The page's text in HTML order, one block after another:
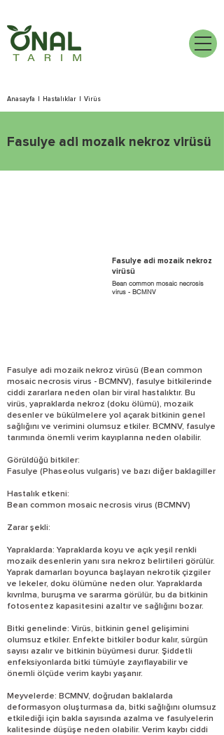
Anasayfa Hastalıklar Virüs
Fasulye adi mozaik nekroz virüsü
Fasulye adi mozaik nekroz
virüsü
Bean common mosaic necrosis
virus - BCMNV
Fasulye adi mozaik nekroz virüsü (Bean common
mosaic necrosis virus - BCMNV), fasulye bitkilerinde
ciddi zararlara neden olan bir viral hastalıktır. Bu
virüs, yapraklarda nekroz (doku ölümü), mozaik
desenler ve bükülmelere yol açarak bitkinin genel
sağlığını ve verimini olumsuz etkiler. BCMNV, fasulye
tarımında önemli verim kayıplarına neden olabilir.
Görüldüğü bitkiler:
Fasulye (Phaseolus vulgaris) ve bazı diğer baklagiller
Hastalık etkeni:
Bean common mosaic necrosis virus (BCMNV)
Zarar şekli:
Yapraklarda: Yapraklarda koyu ve açık yeşil renkli
mozaik desenlerin yanı sıra nekroz belirtileri görülür.
Yaprak damarları boyunca başlayan nekrotik çizgiler
ve lekeler, doku ölümüne neden olur. Yapraklarda
kıvrılma, buruşma ve sararma görülür, bu da bitkinin
fotosentez kapasitesini azaltır ve sağlığını bozar.
Bitki genelinde: Virüs, bitkinin genel gelişimini
olumsuz etkiler. Enfekte bitkiler bodur kalır, sürgün
sayısı azalır ve bitkinin büyümesi durur. Şiddetli
enfeksiyonlarda bitki tümüyle zayıflayabilir ve
önemli ölçüde verim kaybı yaşanır.
Meyvelerde: BCMNV, doğrudan baklalarda
deformasyon oluşturmasa da, bitki sağlığını olumsuz
etkilediği için bakla sayısında azalma ve fasulyelerin
kalitesinde düşüşe neden olabilir. Verim kaybı ciddi